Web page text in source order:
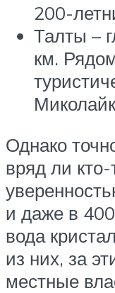
200-
Талты –
км.
Однако
вряд ли кто-
и даже в
вода
из них, за
местные